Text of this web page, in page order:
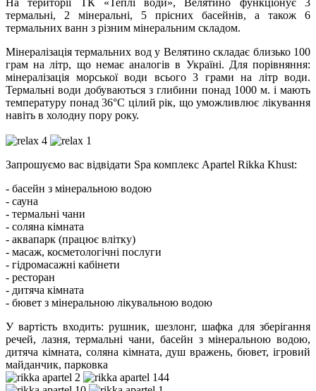
термальні, 2 мінеральні, 5 прісних басейнів, а також 6
термальних ванн з різним мінеральним складом.
Мінералізація термальних вод у Велятино складає близько 100
грам на літр, що немає аналогів в Україні. Для порівняння:
мінералізація морської води всього 3 грами на літр води.
Термальні води добуваються з глибини понад 1000 м. і мають
температуру понад 36°C цілий рік, що уможливлює лікування
навіть в холодну пору року.
Запрошуємо вас відвідати Spa комплекс Apartel Rikka Khust:
- басейн з мінеральною водою
- сауна
- термальні чани
- соляна кімната
- аквапарк (працює влітку)
- масаж, косметологічні послуги
- гідромасажні кабінети
- ресторан
- дитяча кімната
- бювет з мінеральною лікувальною водою
У вартість входить: рушник, шезлонг, шафка для зберігання
речей, лазня, термальні чани, басейн з мінеральною водою,
дитяча кімната, соляна кімната, душ вражень, бювет, ігровий
майданчик, парковка